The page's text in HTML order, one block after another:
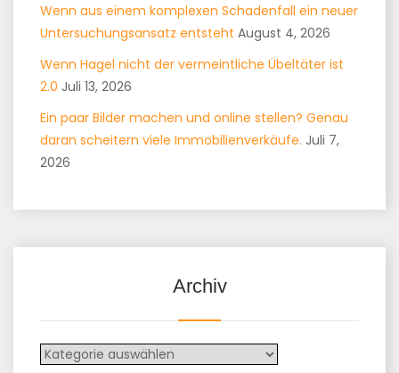
Wenn aus einem komplexen Schadenfall ein neuer
Untersuchungsansatz entsteht August 4, 2026
Wenn Hagel nicht der vermeintliche Übeltäter ist
2.0 Juli 13, 2026
Ein paar Bilder machen und online stellen? Genau
daran scheitern viele Immobilienverkäufe. Juli 7,
2026
Archiv
Archiv